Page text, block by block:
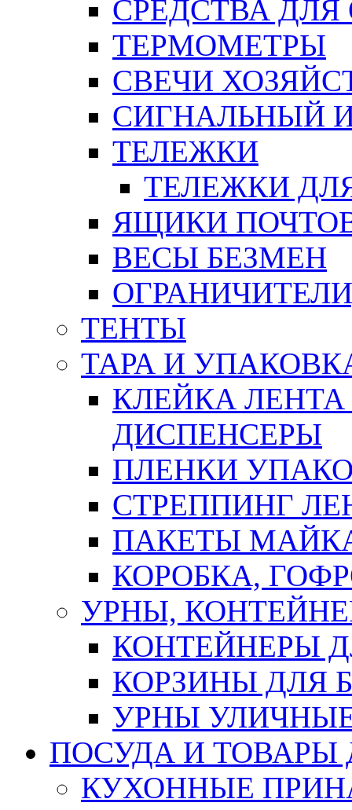
СРЕДСТВА
ТЕРМОМЕТРЫ
СВЕЧИ
СИГНАЛЬНЫЙ
ТЕЛЕЖКИ
ТЕЛЕЖКИ
ЯЩИКИ
ВЕСЫ БЕЗМЕН
ТЕНТЫ
ТАРА И
КЛЕЙКА
ДИСПЕНСЕРЫ
ПЛЕНКИ
СТРЕППИНГ
ПАКЕТЫ
КОРОБКА,
УРНЫ,
КОНТЕЙНЕРЫ
КОРЗИНЫ ДЛЯ
УРНЫ
ПОСУДА И ТОВАРЫ
КУХОННЫЕ